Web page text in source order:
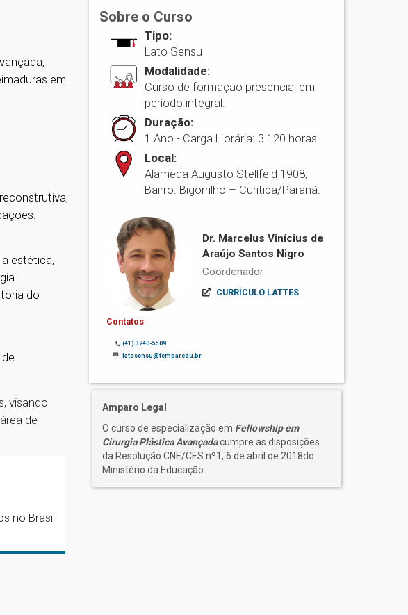
em
estética,
do
visando
de
no Brasil
Sobre o Curso
Tipo:
Lato Sensu
Modalidade:
Curso de formação presencial em
período integral.
Duração:
1 Ano - Carga Horária: 3.120 horas
Local:
Alameda Augusto Stellfeld 1908,
Bairro: Bigorrilho – Curitiba/Paraná.
Dr. Marcelus Vinícius de
Araújo Santos Nigro
Coordenador
CURRÍCULO LATTES
Contatos
(41) 3240-5509
latosensu@fempar.edu.br
Amparo Legal
O curso de especialização em Fellowship em
Cirurgia Plástica Avançadacumpre as disposições
da Resolução CNE/CES nº1, 6 de abril de 2018do
Ministério da Educação.